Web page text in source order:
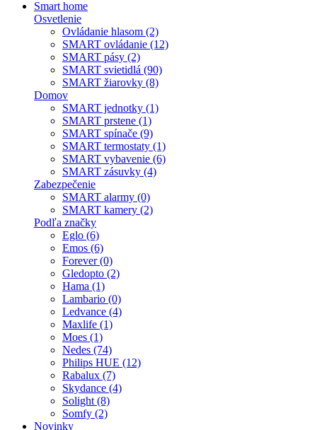
Smart home
Osvetlenie
Ovládanie hlasom (2)
SMART ovládanie (12)
SMART pásy (2)
SMART svietidlá (90)
SMART žiarovky (8)
Domov
SMART jednotky (1)
SMART prstene (1)
SMART spínače (9)
SMART termostaty (1)
SMART vybavenie (6)
SMART zásuvky (4)
Zabezpečenie
SMART alarmy (0)
SMART kamery (2)
Podľa značky
Eglo (6)
Emos (6)
Forever (0)
Gledopto (2)
Hama (1)
Lambario (0)
Ledvance (4)
Maxlife (1)
Moes (1)
Nedes (74)
Philips HUE (12)
Rabalux (7)
Skydance (4)
Solight (8)
Somfy (2)
Novinky